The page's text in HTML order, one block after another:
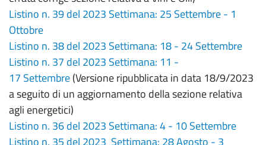
Listino n. 39 del 2023 Settimana: 25 Settembre - 1
Ottobre
Listino n. 38 del 2023 Settimana: 18 - 24 Settembre
Listino n. 37 del 2023 Settimana: 11 -
17 Settembre(Versione ripubblicata in data 18/9/2023
a seguito di un aggiornamento della sezione relativa
agli energetici)
Listino n. 36 del 2023 Settimana: 4 - 10 Settembre
Listino n. 35 del 2023 Settimana: 28 Agosto - 3